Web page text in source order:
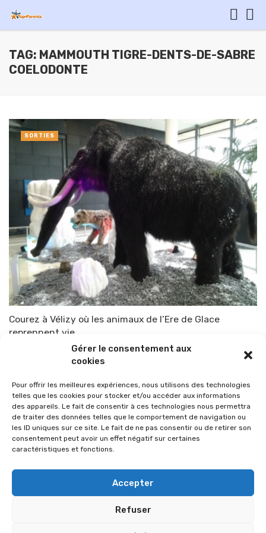
Gérer le consentement aux
cookies
Pour offrir les meilleures expériences, nous utilisons des technologies
telles que les cookies pour stocker et/ou accéder aux informations
des appareils. Le fait de consentir à ces technologies nous permettra
de traiter des données telles que le comportement de navigation ou
les ID uniques sur ce site. Le fait de ne pas consentir ou de retirer son
consentement peut avoir un effet négatif sur certaines
caractéristiques et fonctions.
Accepter
Refuser
TAG: MAMMOUTH TIGRE-DENTS-DE-SABRE
COELODONTE
Courez à Vélizy où les animaux de l’Ere de Glace
reprennent vie
TOP-PARENTS 13 avril 2015
SORTIES